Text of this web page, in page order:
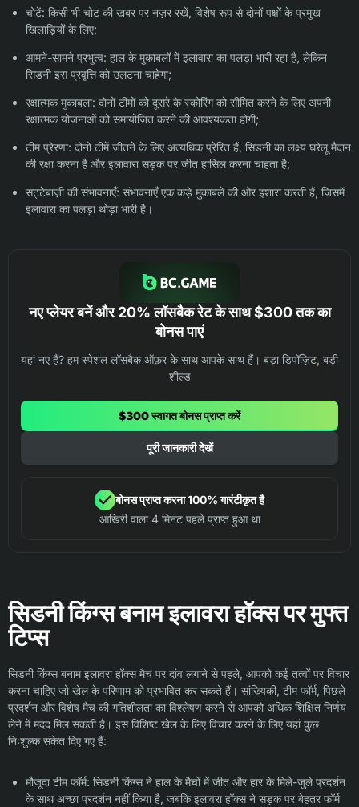
चोटें: किसी भी चोट की खबर पर नज़र रखें, विशेष रूप से दोनों पक्षों के प्रमुख
खिलाड़ियों के लिए;
आमने-सामने प्रभुत्व: हाल के मुकाबलों में इलावारा का पलड़ा भारी रहा है, लेकिन
सिडनी इस प्रवृत्ति को उलटना चाहेगा;
रक्षात्मक मुकाबला: दोनों टीमों को दूसरे के स्कोरिंग को सीमित करने के लिए अपनी
रक्षात्मक योजनाओं को समायोजित करने की आवश्यकता होगी;
टीम प्रेरणा: दोनों टीमें जीतने के लिए अत्यधिक प्रेरित हैं, सिडनी का लक्ष्य घरेलू मैदान
की रक्षा करना है और इलावारा सड़क पर जीत हासिल करना चाहता है;
सट्टेबाज़ी की संभावनाएँ: संभावनाएँ एक कड़े मुकाबले की ओर इशारा करती हैं, जिसमें
इलावारा का पलड़ा थोड़ा भारी है।
नए प्लेयर बनें और 20% लॉसबैक रेट के साथ $300 तक का
बोनस पाएं
यहां नए हैं? हम स्पेशल लॉसबैक ऑफ़र के साथ आपके साथ हैं। बड़ा डिपॉज़िट, बड़ी
शील्ड
$300 स्वागत बोनस प्राप्त करें
पूरी जानकारी देखें
बोनस प्राप्त करना 100% गारंटीकृत है
आखिरी वाला 4 मिनट पहले प्राप्त हुआ था
सिडनी किंग्स बनाम इलावरा हॉक्स पर मुफ्त
टिप्स
सिडनी किंग्स बनाम इलावरा हॉक्स मैच पर दांव लगाने से पहले, आपको कई तत्वों पर विचार
करना चाहिए जो खेल के परिणाम को प्रभावित कर सकते हैं। सांख्यिकी, टीम फॉर्म, पिछले
प्रदर्शन और विशेष मैच की गतिशीलता का विश्लेषण करने से आपको अधिक शिक्षित निर्णय
लेने में मदद मिल सकती है। इस विशिष्ट खेल के लिए विचार करने के लिए यहां कुछ
निःशुल्क संकेत दिए गए हैं:
मौजूदा टीम फॉर्म: सिडनी किंग्स ने हाल के मैचों में जीत और हार के मिले-जुले प्रदर्शन
के साथ अच्छा प्रदर्शन नहीं किया है, जबकि इलावरा हॉक्स ने सड़क पर बेहतर फॉर्म